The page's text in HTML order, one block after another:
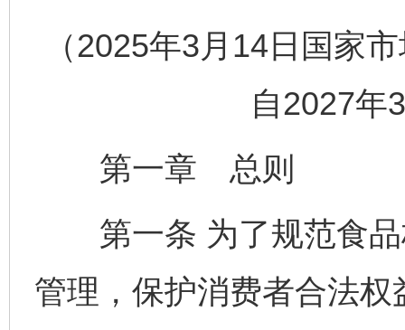
（2025年3月14日国家
自2027年
第一章 总则
第一条 为了规范食品
管理，保护消费者合法